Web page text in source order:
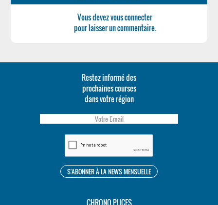
Vous devez vous connecter
pour laisser un commentaire.
Restez informé des
prochaines courses
dans votre région
CHRONO PUCES